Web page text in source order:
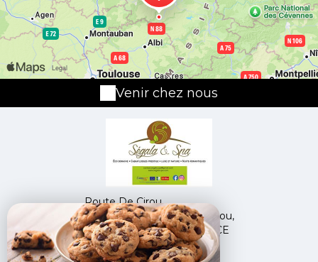
Venir chez nous
Route De Cirou,
69, Impasse Du Bois De Cirou,
12800 NAUCELLE - FRANCE
+33 6 13 59 89 82